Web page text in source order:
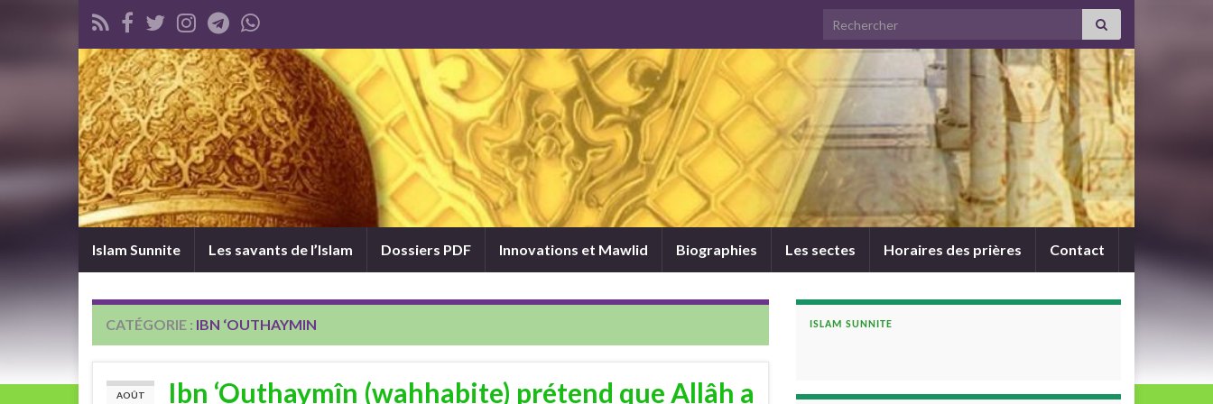
Search for:
Islam Sunnite Les savants de l’Islam Dossiers PDF Innovations et Mawlid Biographies Les sectes Horaires des prières Contact
CATÉGORIE : IBN ‘OUTHAYMIN
AOÛT Ibn ‘Outhaymîn (wahhabite) prétend que Allâh a
ISLAM SUNNITE